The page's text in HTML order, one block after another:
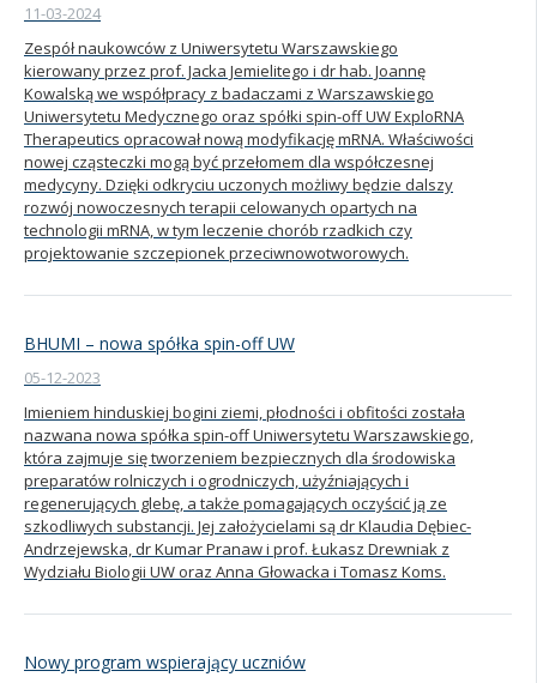
Pracownik
Kandydat
Absolwent
11-03-2024
Zespół naukowców z Uniwersytetu Warszawskiego
kierowany przez prof. Jacka Jemielitego i dr hab. Joannę
Kowalską we współpracy z badaczami z Warszawskiego
Uniwersytetu Medycznego oraz spółki spin-off UW ExploRNA
Therapeutics opracował nową modyfikację mRNA. Właściwości
nowej cząsteczki mogą być przełomem dla współczesnej
medycyny. Dzięki odkryciu uczonych możliwy będzie dalszy
rozwój nowoczesnych terapii celowanych opartych na
technologii mRNA, w tym leczenie chorób rzadkich czy
projektowanie szczepionek przeciwnowotworowych.
BHUMI – nowa spółka spin-off UW
05-12-2023
Imieniem hinduskiej bogini ziemi, płodności i obfitości została
nazwana nowa spółka spin-off Uniwersytetu Warszawskiego,
która zajmuje się tworzeniem bezpiecznych dla środowiska
preparatów rolniczych i ogrodniczych, użyźniających i
regenerujących glebę, a także pomagających oczyścić ją ze
szkodliwych substancji. Jej założycielami są dr Klaudia Dębiec-
Andrzejewska, dr Kumar Pranaw i prof. Łukasz Drewniak z
Wydziału Biologii UW oraz Anna Głowacka i Tomasz Koms.
Nowy program wspierający uczniów